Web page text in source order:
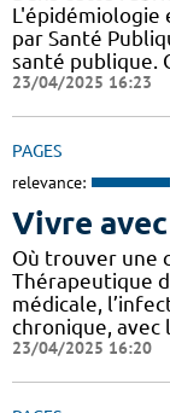
L'épidémiologie
par Santé
santé publique.
23/04/2025 16:23
PAGES
relevance:
Vivre
Où trouver une
Thérapeutique
médicale,
chronique,
23/04/2025 16:20